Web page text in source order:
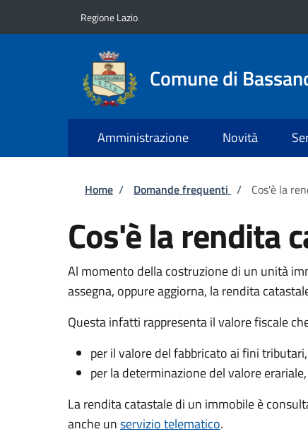
Regione Lazio
Comune di
Amministrazione Novità
Briciole di pane
Home / Domande frequenti / Cos'è la
Cos'è la rendita
Al momento della costruzione di un unità
assegna, oppure aggiorna, la rendita
Questa infatti rappresenta il valore fiscale
per il valore del fabbricato ai fini
per la determinazione del valore
La rendita catastale di un immobile è
anche unservizio telematico.